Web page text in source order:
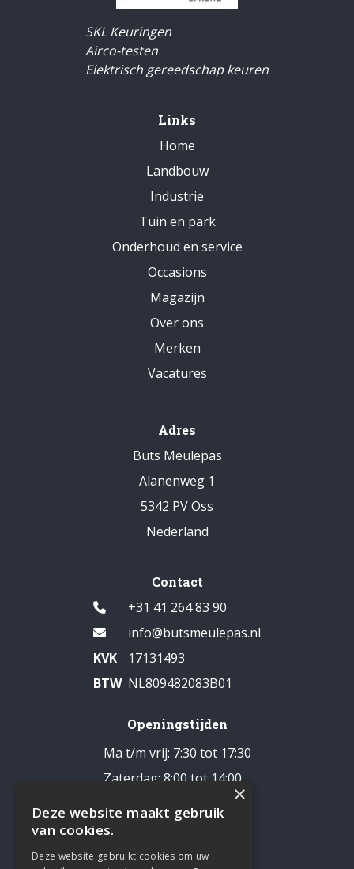
SKL Keuringen
Airco-testen
Elektrisch gereedschap keuren
Links
Home
Landbouw
Industrie
Tuin en park
Onderhoud en service
Occasions
Magazijn
Over ons
Merken
Vacatures
Adres
Buts Meulepas
Alanenweg 1
5342 PV Oss
Nederland
Contact
+31 41 264 83 90
info@butsmeulepas.nl
KVK
17131493
BTW NL809482083B01
Openingstijden
Ma t/m vrij: 7:30 tot 17:30
Zaterdag: 8:00 tot 14:00
Zondag: gesloten
×
Deze website maakt gebruik
van cookies.
Deze website gebruikt cookies om uw